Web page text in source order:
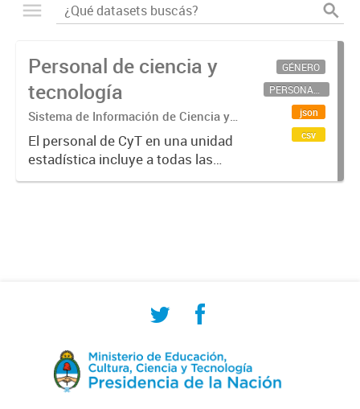
Personal de ciencia y
tecnología
Sistema de Información de Ciencia y
Tecnología Argentino (SICYTAR)
El personal de CyT en una unidad
estadística incluye a todas las
personas involucradas
GÉNERO
PERSONAL CIENTÍFICO-TECNOLÓGICO
json
csv